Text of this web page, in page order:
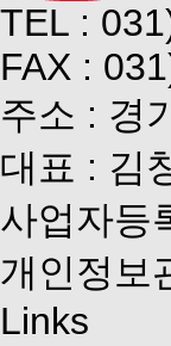
TEL :
FAX :
주소 : 경
대표 : 김
사업자등
개인정보
Links